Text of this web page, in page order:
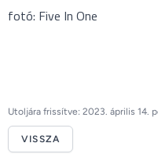
fotó: Five In One
Utoljára frissítve: 2023. április 14.
VISSZA